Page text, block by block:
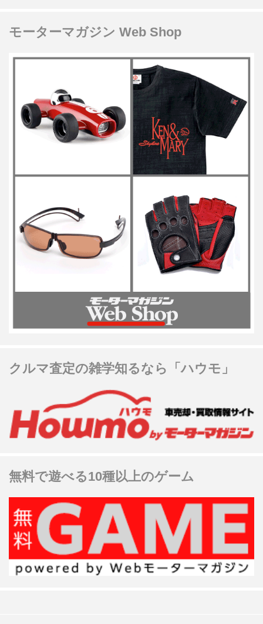
モーターマガジン Web Shop
クルマ査定の雑学知るなら「ハウモ」
無料で遊べる10種以上のゲーム